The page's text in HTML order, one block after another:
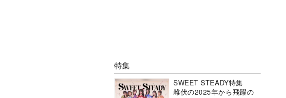
特集
SWEET STEADY特集
雌伏の2025年から飛躍の